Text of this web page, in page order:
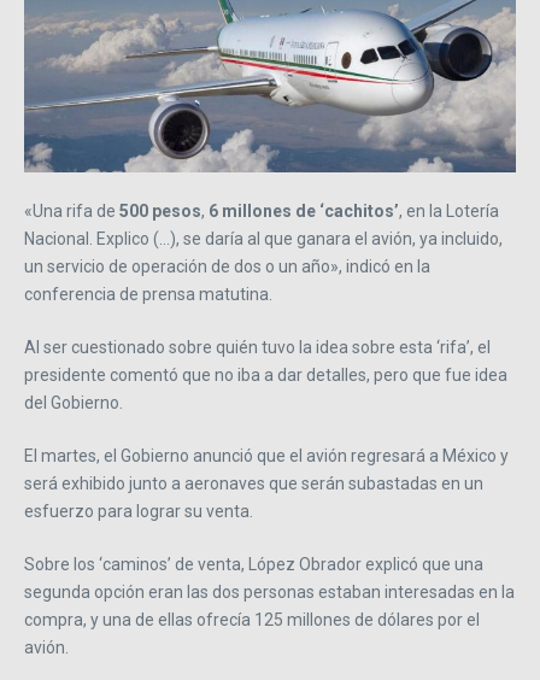
«Una rifa de 500 pesos, 6 millones de ‘cachitos’, en la Lotería
Nacional. Explico (…), se daría al que ganara el avión, ya incluido,
un servicio de operación de dos o un año», indicó en la
conferencia de prensa matutina.
Al ser cuestionado sobre quién tuvo la idea sobre esta ‘rifa’, el
presidente comentó que no iba a dar detalles, pero que fue idea
del Gobierno.
El martes, el Gobierno anunció que el avión regresará a México y
será exhibido junto a aeronaves que serán subastadas en un
esfuerzo para lograr su venta.
Sobre los ‘caminos’ de venta, López Obrador explicó que una
segunda opción eran las dos personas estaban interesadas en la
compra, y una de ellas ofrecía 125 millones de dólares por el
avión.